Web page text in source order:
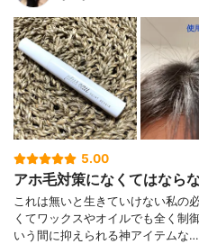
5.00
アホ毛対策になくてはなら
これは無いと生きていけない私の
くてワックスやオイルでも全く制
いう間に抑えられる神アイテムな…